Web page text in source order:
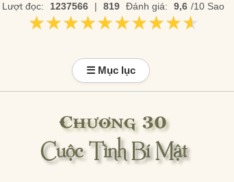
Lượt đọc: 1237566 | 819 Đánh giá: 9,6 /10 Sao
★★★★★★★★★★
★★★★★★★★★★
☰ Mục lục
Chương 30
Cuộc Tình Bí Mật